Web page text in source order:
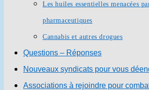
Les huiles essentielles menacées
pharmaceutiques
Cannabis et autres drogues
Questions – Réponses
Nouveaux syndicats pour vous
Associations à rejoindre pour